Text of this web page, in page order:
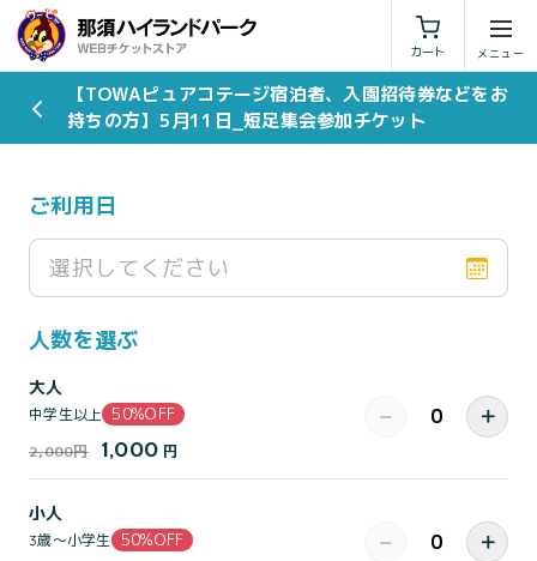
カート
利用規約 特定商取引法に基づく表示
【TOWAピュアコテージ宿泊者、入園招待券などをお
持ちの方】5月11日_短足集会参加チケット
ご利用日
選択してください
人数を選ぶ
大人
中学生以上 50%OFF
2,000円 1,000 円
− ＋
小人
3歳～小学生 50%OFF − ＋